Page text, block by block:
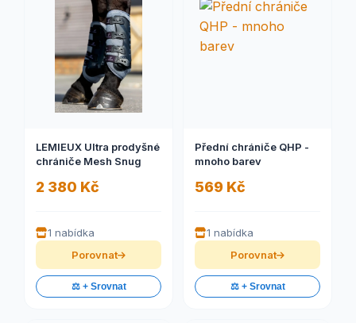
LEMIEUX Ultra prodyšné
chrániče Mesh Snug
2 380 Kč
1 nabídka
Porovnat
⚖️ + Srovnat
Přední chrániče QHP -
mnoho barev
569 Kč
1 nabídka
Porovnat
⚖️ + Srovnat